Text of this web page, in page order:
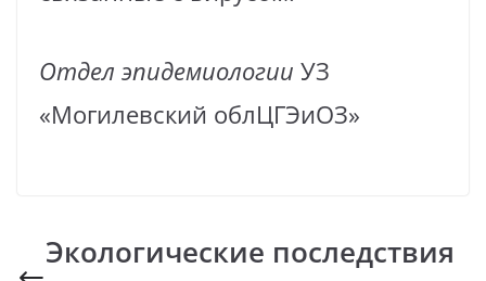
Отдел эпидемиологии УЗ
«Могилевский облЦГЭиОЗ»
Экологические последствия